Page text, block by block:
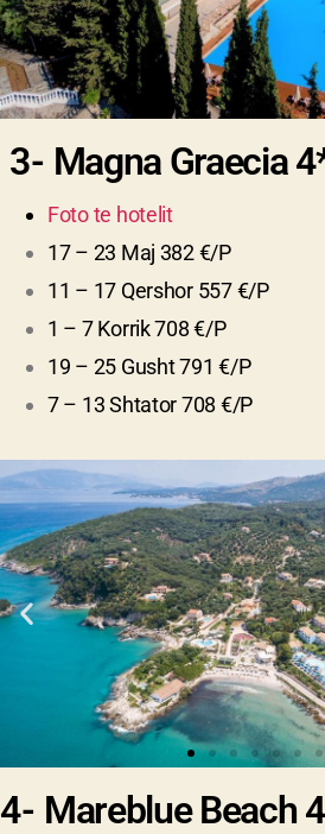
3- Magna Graecia
Foto te hotelit
17 – 23 Maj 382 €/P
11 – 17 Qershor 557 €/P
1 – 7 Korrik 708 €/P
19 – 25 Gusht 791 €/P
7 – 13 Shtator 708 €/P
4- Mareblue Beach